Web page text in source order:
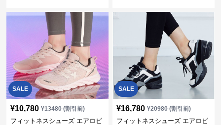
SALE
¥10,780 ¥13480(割引前)
フィットネスシューズ エアロビ
SALE
¥16,780 ¥20980(割引前)
フィットネスシューズ エアロビ